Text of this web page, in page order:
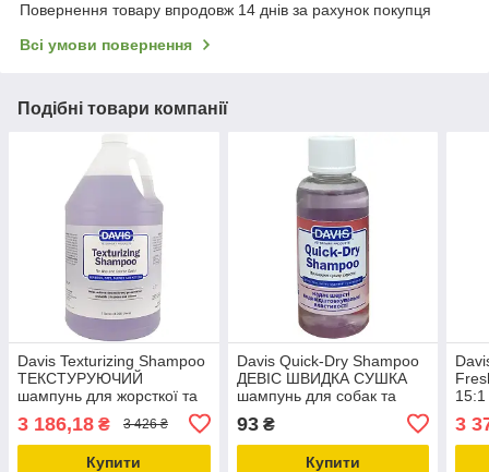
Повернення товару впродовж 14 днів за рахунок покупця
Всі умови повернення
Подібні товари компанії
Davis Texturizing Shampoo
ТЕКСТУРУЮЧИЙ
шампунь для жорсткої та
об'ємної шерсті у собак та
котів концентр 3.8л
3 186,18 ₴ 3 426 ₴
Купити
Davis Quick-Dry Shampoo
ДЕВІС ШВИДКА СУШКА
шампунь для собак та
93₴
Купити
3